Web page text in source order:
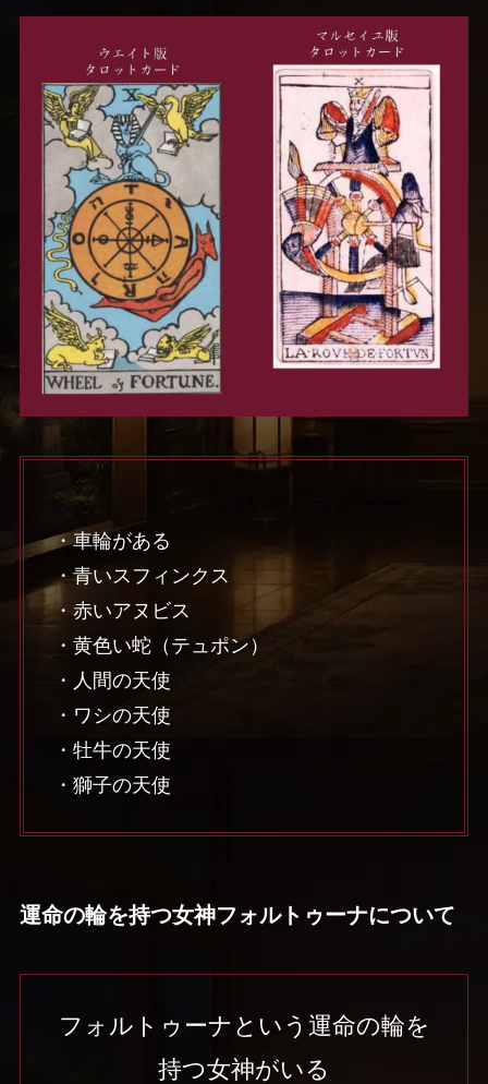
・車輪がある
・青いスフィンクス
・赤いアヌビス
・黄色い蛇（テュポン）
・人間の天使
・ワシの天使
・牡牛の天使
・獅子の天使
運命の輪を持つ女神フォルトゥーナについて
フォルトゥーナという運命の輪を
持つ女神がいる